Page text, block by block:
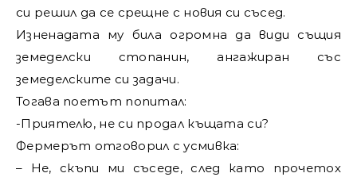
си решил да се срещне с новия си съсед.
Изненадата му била огромна да види същия
земеделски стопанин, ангажиран със
земеделските си задачи.
Тогава поетът попитал:
-Приятелю, не си продал къщата си?
Фермерът отговорил с усмивка:
– Не, скъпи ми съседе, след като прочетох